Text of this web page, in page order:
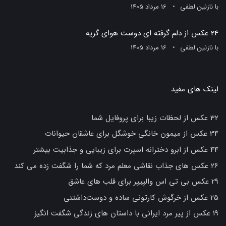
بانازنین لطفی 16 مرداد 1405
24 عکس از دلم گرفته ای دوست هوای گریه
بانازنین لطفی 16 مرداد 1405
لینک های مفید
32 عکس از لحظات زیبا برای پروفایل شما
34 عکس از میمون خانگی خوشگل برای عاشقان حیوانات
44 عکس از ابرو دخترانه اسپرت برای زیبایی و جذابیت بیشتر
26 عکس های جذاب نقاشی معلم مرد که شما را شگفت زده می کند
29 عکس بی تی اس والپیپر برای قلب های عاشق
25 عکس از خرگوش کارتونی ساده و دوست‌داشتنی
19 عکس از پیر مرد ایرانی با داستان های زندگی شگفت انگیز